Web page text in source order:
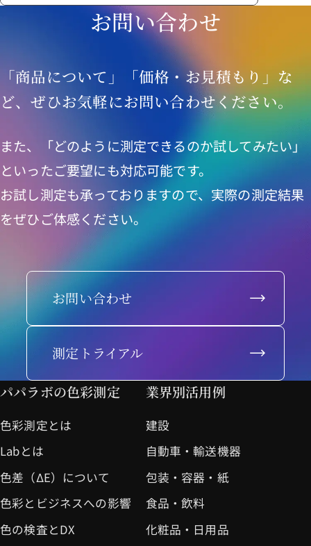
また、上記に加え、以下の目的で必要な
範囲内において個人情報を利用させてい
- 商品およびサービスの開発・改善
- アンケートご協力のお願い
- 統計資料や分析データの作成（個人を
特定できない形での利用）
2. 収集する個人情報の種類
上記目的の達成に必要な範囲内で、以下
- お名前
- 会社名、部署名
- 連絡先（電話番号、FAX番号、メール
アドレス、住所）
※これらの情報は、必要に応じて「必
須」または「任意」としてフォーム等に
明記いたします。
3. 個人情報の利用および第三者提供
当社は、以下の場合を除き、個人情報を
- お客様の同意・許可を得た場合
- 商品やサービス提供に伴い、業務委託
お問い合わせ
「商品について」「価格・お見積もり」な
ど、ぜひお気軽にお問い合わせください。
また、「どのように測定できるのか試してみたい」
といったご要望にも対応可能です。
お試し測定も承っておりますので、実際の測定結果
をぜひご体感ください。
お問い合わせ
測定トライアル
パパラボの色彩測定
色彩測定とは
Labとは
色差（ΔE）について
色彩とビジネスへの影響
色の検査とDX
業界別活用例
建設
自動車・輸送機器
包装・容器・紙
食品・飲料
化粧品・日用品